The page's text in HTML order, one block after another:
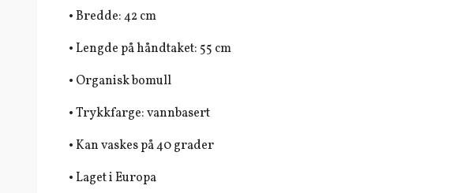
• Bredde: 42 cm
• Lengde på håndtaket: 55 cm
• Organisk bomull
• Trykkfarge: vannbasert
• Kan vaskes på 40 grader
• Laget i Europa